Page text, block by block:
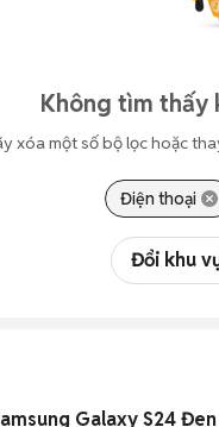
Không tìm thấy
xóa một số bộ lọc hoặc
Điện thoại
Đổi khu
Galaxy S24